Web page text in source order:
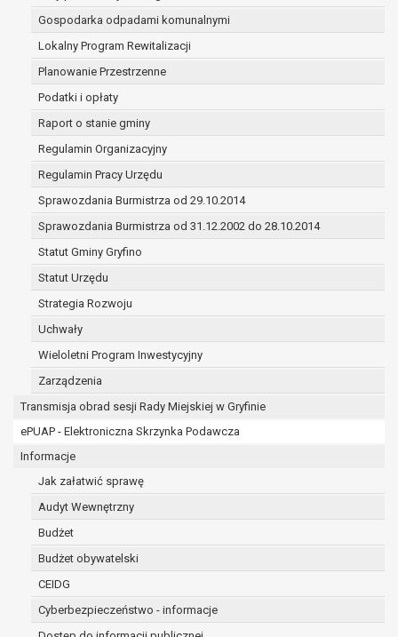
Gospodarka odpadami komunalnymi
Lokalny Program Rewitalizacji
Planowanie Przestrzenne
Podatki i opłaty
Raport o stanie gminy
Regulamin Organizacyjny
Regulamin Pracy Urzędu
Sprawozdania Burmistrza od 29.10.2014
Sprawozdania Burmistrza od 31.12.2002 do 28.10.2014
Statut Gminy Gryfino
Statut Urzędu
Strategia Rozwoju
Uchwały
Wieloletni Program Inwestycyjny
Zarządzenia
Transmisja obrad sesji Rady Miejskiej w Gryfinie
ePUAP - Elektroniczna Skrzynka Podawcza
Informacje
Jak załatwić sprawę
Audyt Wewnętrzny
Budżet
Budżet obywatelski
CEIDG
Cyberbezpieczeństwo - informacje
(merytorycznych), a także obowiązków i
zadań zleconych przez instytucje
nadrzędne wobec Gminy;
zawarcia i realizacji umów;
ochrony żywotnych interesów osoby, której
dane dotyczą, lub innej osoby fizycznej;
wykonania zadania realizowanego w
interesie publicznym lub w ramach
sprawowania władzy publicznej
powierzonej administratorowi;
w pozostałych przypadkach dane osobowe
przetwarzane są wyłącznie na podstawie
wcześniej udzielonej zgody w zakresie i celu
określonym w treści zgody.
W związku z przetwarzaniem danych w celu
wskazanym w pkt. 3, dane osobowe mogą być
udostępniane innym upoważnionym odbiorcom lub
kategoriom odbiorców danych osobowych.
Odbiorcami mogą być:
osobowe w imieniu administratora na
powierzenia przetwarzania danych
podmioty upoważnione do odbioru danych
przepisów prawa.
Pani/Pana dane osobowe będą przetwarzane
przez okres niezbędny do realizacji celu dla jakiego
zostały zebrane oraz zgodnie z terminami
archiwizacji określonymi przez przepisy prawa
powszechnie obowiązującego.